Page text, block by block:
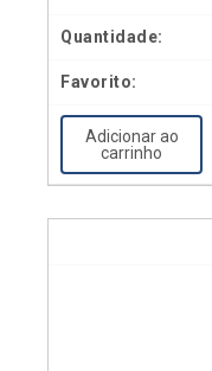
Adicionar ao
carrinho